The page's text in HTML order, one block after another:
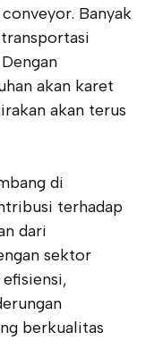
Banyak
akan karet
akan terus
di
terhadap
dari
sektor
berkualitas